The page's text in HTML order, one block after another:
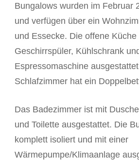
Bungalows wurden im Februar
und verfügen über ein
und Essecke. Die offene Küche
Geschirrspüler, Kühlschrank
Espressomaschine
Schlafzimmer hat ein
Das Badezimmer ist mit
und Toilette ausgestattet. Die
komplett isoliert und mit einer
Wärmepumpe/Klimaanlage